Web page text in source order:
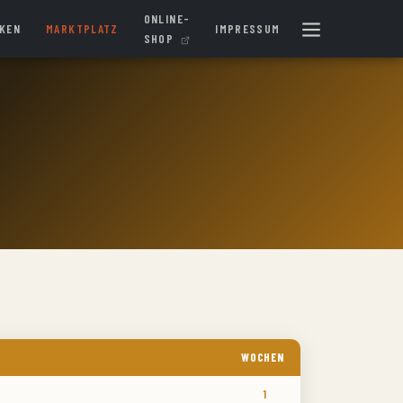
MARKTPLATZ
ONLINE-
SHOP
IMPRESSUM
WOCHEN
1